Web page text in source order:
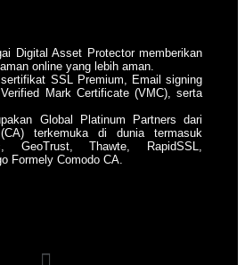
Digital Asset Protector memberikan
online yang lebih aman.
SSL Premium, Email signing
Mark Certificate (VMC), serta
Global Platinum Partners dari
terkemuka di dunia termasuk
GeoTrust, Thawte, RapidSSL,
Formely Comodo CA.